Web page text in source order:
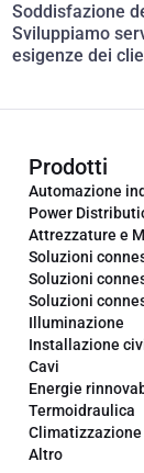
Soddisfazione
Sviluppiamo
esigenze dei
Prodotti
Automazione
Power
Attrezzature e
Soluzioni
Soluzioni
Soluzioni
Illuminazione
Installazione
Cavi
Energie
Termoidraulica
Climatizzazione
Altro